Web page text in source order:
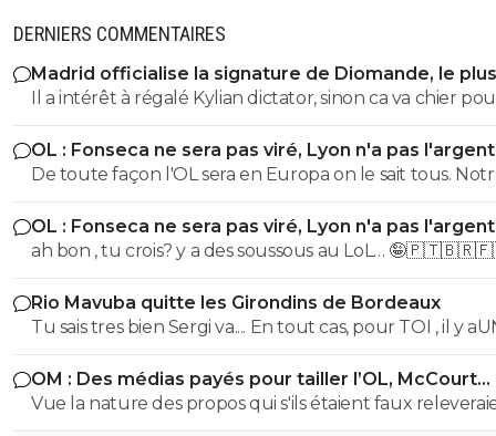
DERNIERS COMMENTAIRES
Madrid officialise la signature de Diomande, le
transfert de son histoire
Il a intérêt à régalé Kylian dictator, sinon ca va chier
matricule !
OL : Fonseca ne sera pas viré, Lyon n'a pas
le faire
De toute façon l'OL sera en Europa on le sait tous.
grosse connerie est d'avoir vendangé la fin de saison
On est d'ailleurs dans la continuité.... Un tour préliminaire
c'est toujours une belle merde, d'autant + quand on a
budget réduit.
OL : Fonseca ne sera pas viré, Lyon n'a pas
le faire
ah bon , tu crois? y a des soussous au LoL…
Rio Mavuba quitte les Girondins de Bordeaux
Tu sais tres bien Sergi va.... En tout cas, pour TOI , il y
SEUL CLUB qui est parfait... Et qui QUOI QU IL ARRIVE
sera JMAIS critiqué par toi..... Tu te rends compte que
seul a defendre mordicus le mec qui a faillit couler
OM : Des médias payés pour tailler l’OL, McCourt
accusé
Vue la nature des propos qui s'ils étaient faux
la diffamation, je penses que c'est bien documenté et